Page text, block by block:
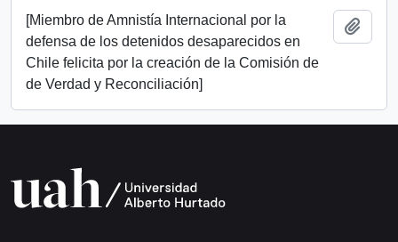
[Miembro de Amnistía Internacional por la
defensa de los detenidos desaparecidos en
Chile felicita por la creación de la Comisión de
de Verdad y Reconciliación]